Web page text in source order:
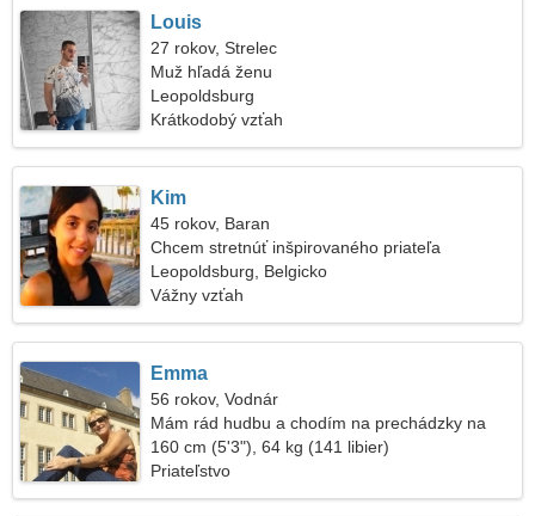
Louis
27 rokov, Strelec
Muž hľadá ženu
Leopoldsburg
Krátkodobý vzťah
Kim
45 rokov, Baran
Chcem stretnúť inšpirovaného priateľa
Leopoldsburg, Belgicko
Vážny vzťah
Emma
56 rokov, Vodnár
Mám rád hudbu a chodím na prechádzky na
čerstvý vzduch
160 cm (5'3"), 64 kg (141 libier)
Priateľstvo